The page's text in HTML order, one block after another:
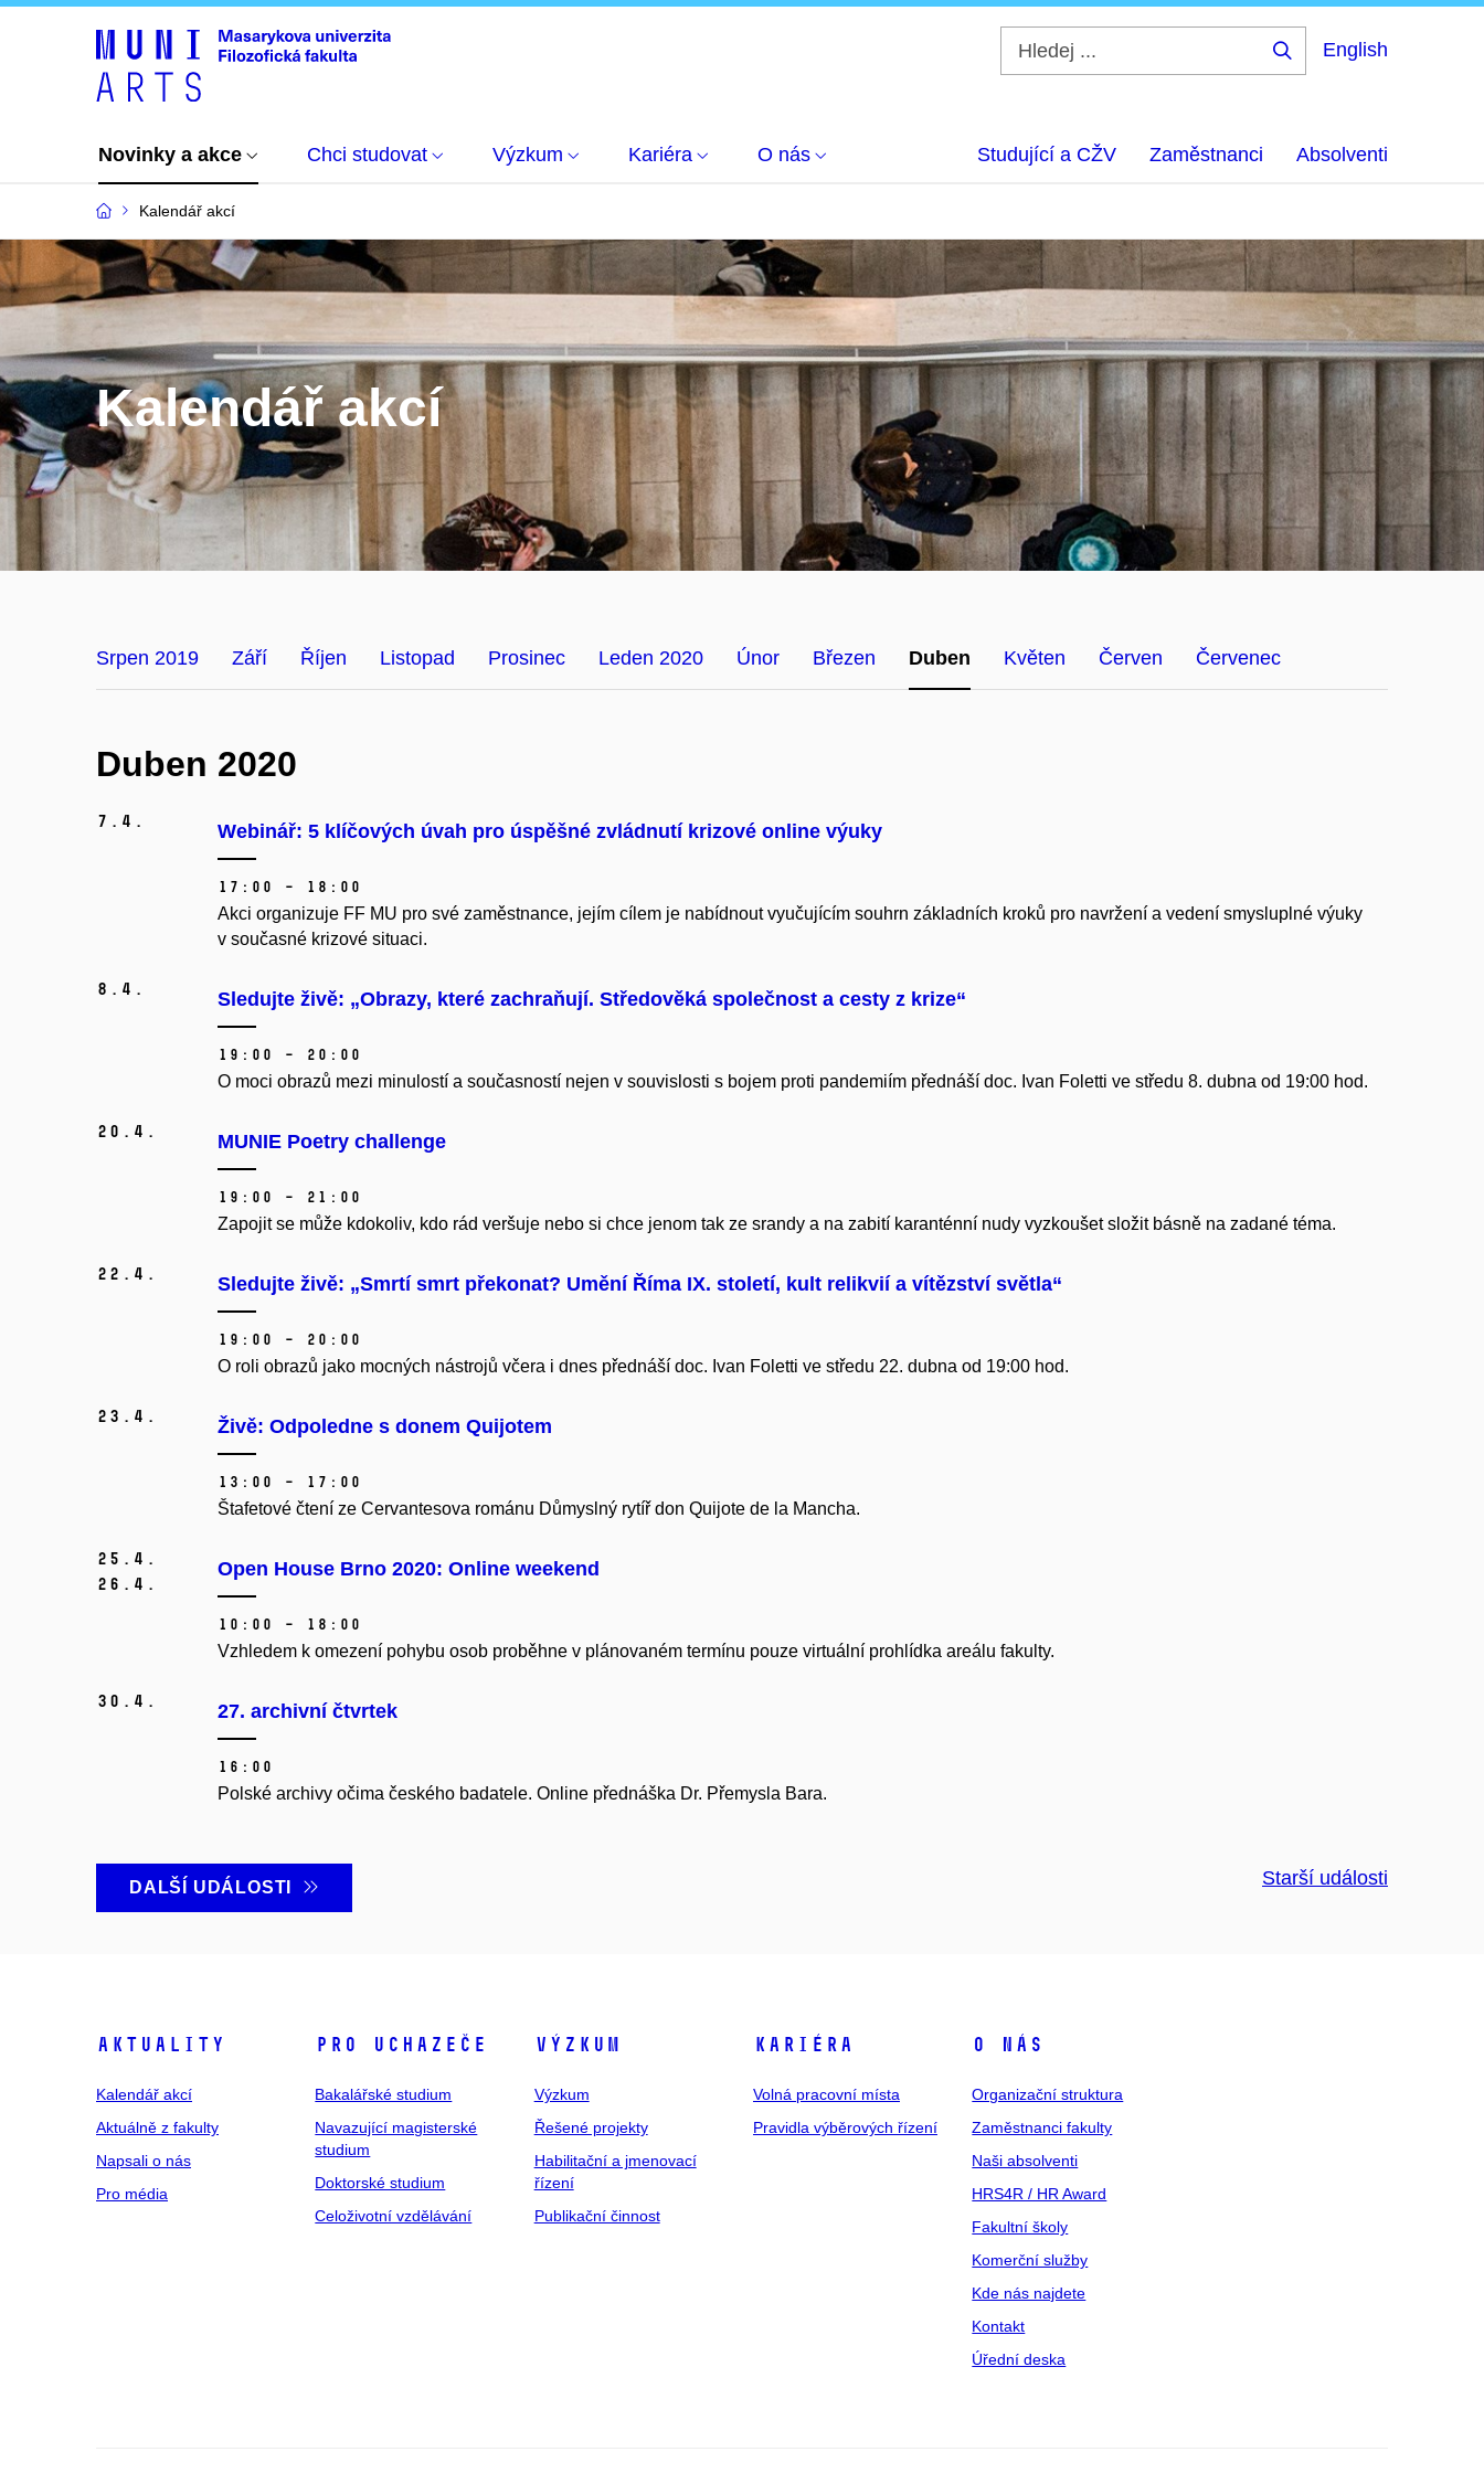
English
Novinky a akce Chci studovat Výzkum Kariéra O nás Studující a CŽV Zaměstnanci Absolventi
Kalendář akcí
Kalendář akcí
Srpen 2019 Září Říjen Listopad Prosinec Leden 2020 Únor Březen Duben Květen Červen Červenec
Duben 2020
7. 4. Webinář: 5 klíčových úvah pro úspěšné zvládnutí krizové online výuky
17:00 – 18:00
Akci organizuje FF MU pro své zaměstnance, jejím cílem je nabídnout vyučujícím souhrn základních kroků pro navržení a vedení smysluplné výuky
v současné krizové situaci.
8. 4. Sledujte živě: „Obrazy, které zachraňují. Středověká společnost a cesty z krize“
19:00 – 20:00
O moci obrazů mezi minulostí a současností nejen v souvislosti s bojem proti pandemiím přednáší doc. Ivan Foletti ve středu 8. dubna od 19:00 hod.​
20. 4. MUNIE Poetry challenge
19:00 – 21:00
Zapojit se může kdokoliv, kdo rád veršuje nebo si chce jenom tak ze srandy a na zabití karanténní nudy vyzkoušet složit básně na zadané téma.
22. 4. Sledujte živě: „Smrtí smrt překonat? Umění Říma IX. století, kult relikvií a vítězství světla“
19:00 – 20:00
O roli obrazů jako mocných nástrojů včera i dnes přednáší doc. Ivan Foletti ve středu 22. dubna od 19:00 hod.
23. 4. Živě: Odpoledne s donem Quijotem
13:00 – 17:00
Štafetové čtení ze Cervantesova románu Důmyslný rytíř don Quijote de la Mancha.
25. 4.
26. 4.
Open House Brno 2020: Online weekend
10:00 – 18:00
Vzhledem k omezení pohybu osob proběhne v plánovaném termínu pouze virtuální prohlídka areálu fakulty.
30. 4. 27. archivní čtvrtek
16:00
Polské archivy očima českého badatele. Online přednáška Dr. Přemysla Bara.
DALŠÍ UDÁLOSTI Starší události
Aktuality
Kalendář akcí
Aktuálně z fakulty
Napsali o nás
Pro média
Pro uchazeče
Bakalářské studium
Navazující magisterské
studium
Doktorské studium
Celoživotní vzdělávání
Výzkum
Výzkum
Řešené projekty
Habilitační a jmenovací
řízení
Publikační činnost
Kariéra
Volná pracovní místa
Pravidla výběrových řízení
O nás
Organizační struktura
Zaměstnanci fakulty
Naši absolventi
HRS4R / HR Award
Fakultní školy
Komerční služby
Kde nás najdete
Kontakt
Úřední deska